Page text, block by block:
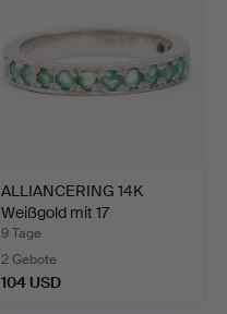
ALLIANCERING 14K
Weißgold mit 17
Smaragden.
9 Tage
2 Gebote
104 USD